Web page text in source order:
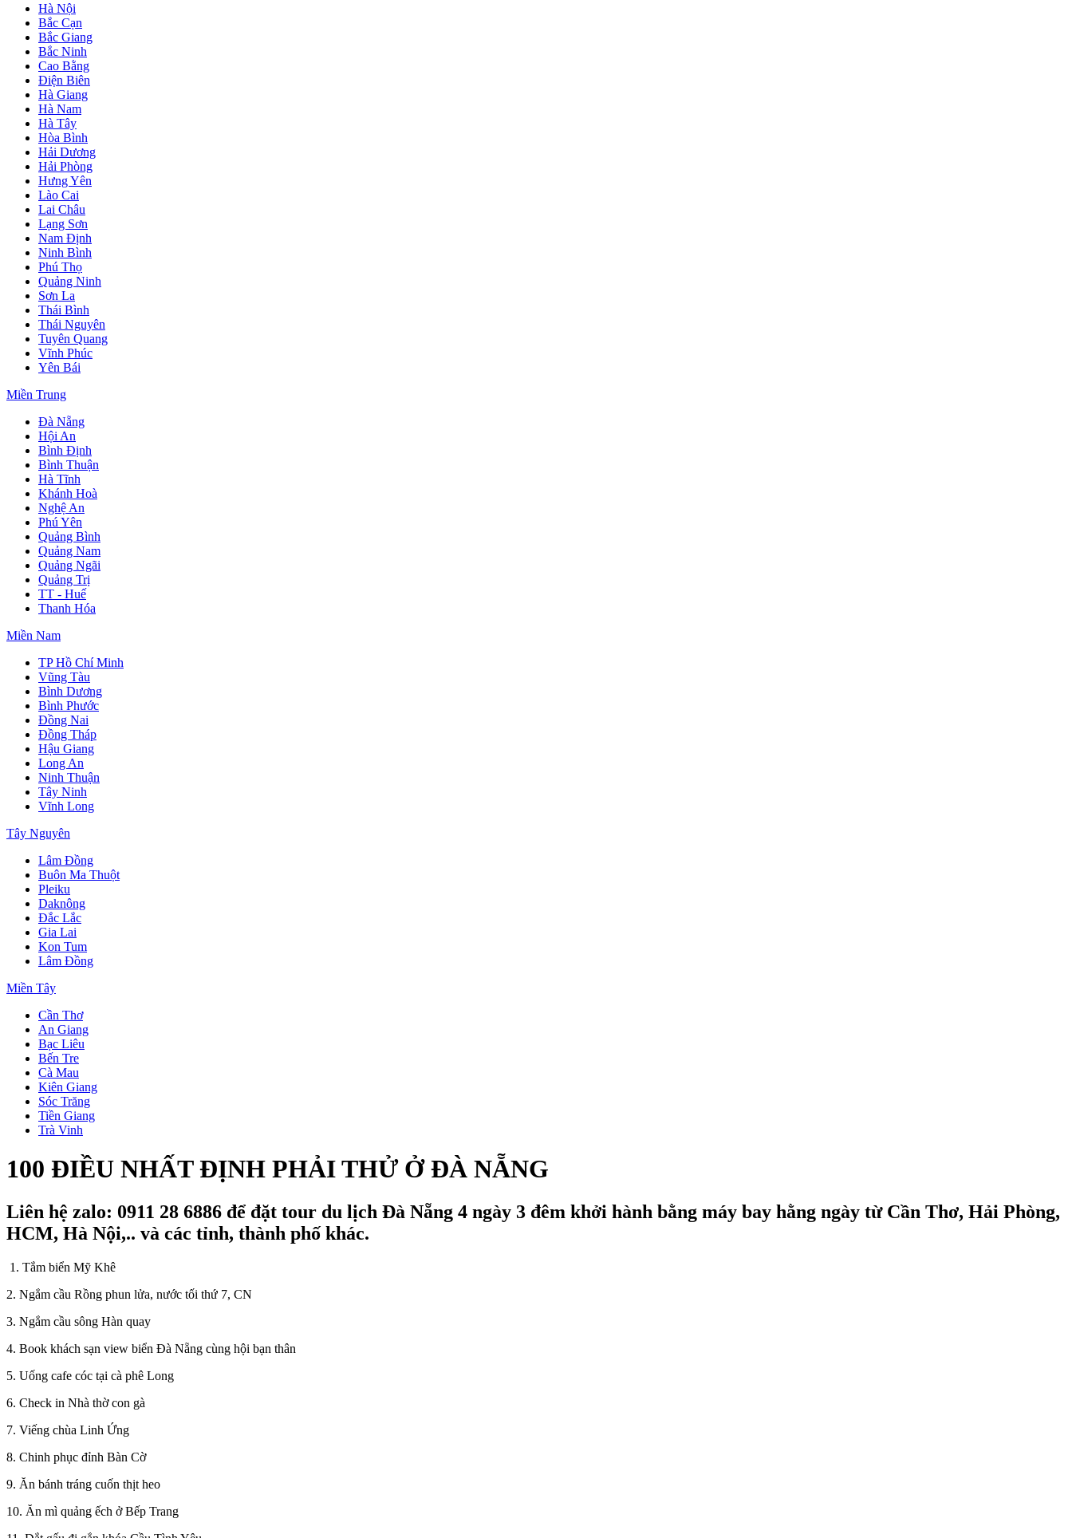
Hà Nội
Bắc Cạn
Bắc Giang
Bắc Ninh
Cao Bằng
Điện Biên
Hà Giang
Hà Nam
Hà Tây
Hòa Bình
Hải Dương
Hải Phòng
Hưng Yên
Lào Cai
Lai Châu
Lạng Sơn
Nam Định
Ninh Bình
Phú Thọ
Quảng Ninh
Sơn La
Thái Bình
Thái Nguyên
Tuyên Quang
Vĩnh Phúc
Yên Bái
Miền Trung
Đà Nẵng
Hội An
Bình Định
Bình Thuận
Hà Tĩnh
Khánh Hoà
Nghệ An
Phú Yên
Quảng Bình
Quảng Nam
Quảng Ngãi
Quảng Trị
TT - Huế
Thanh Hóa
Miền Nam
TP Hồ Chí Minh
Vũng Tàu
Bình Dương
Bình Phước
Đồng Nai
Đồng Tháp
Hậu Giang
Long An
Ninh Thuận
Tây Ninh
Vĩnh Long
Tây Nguyên
Lâm Đồng
Buôn Ma Thuột
Pleiku
Daknông
Đắc Lắc
Gia Lai
Kon Tum
Lâm Đồng
Miền Tây
Cần Thơ
An Giang
Bạc Liêu
Bến Tre
Cà Mau
Kiên Giang
Sóc Trăng
Tiền Giang
Trà Vinh
100 ĐIỀU NHẤT ĐỊNH PHẢI THỬ Ở ĐÀ NẴNG
Liên hệ zalo: 0911 28 6886 để đặt tour du lịch Đà Nẵng 4 ngày 3 đêm khởi hành bằng máy bay hằng ngày từ Cần Thơ, Hải Phòng,
HCM, Hà Nội,.. và các tỉnh, thành phố khác.
1. Tắm biển Mỹ Khê
2. Ngắm cầu Rồng phun lửa, nước tối thứ 7, CN
3. Ngắm cầu sông Hàn quay
4. Book khách sạn view biển Đà Nẵng cùng hội bạn thân
5. Uống cafe cóc tại cà phê Long
6. Check in Nhà thờ con gà
7. Viếng chùa Linh Ứng
8. Chinh phục đỉnh Bàn Cờ
9. Ăn bánh tráng cuốn thịt heo
10. Ăn mì quảng ếch ở Bếp Trang